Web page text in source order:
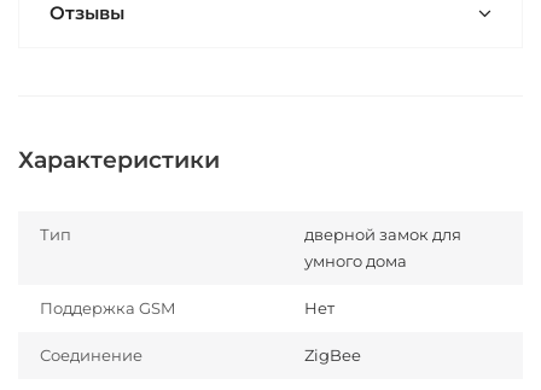
Отзывы
Характеристики
Тип
дверной замок для
умного дома
Поддержка GSM Нет
Соединение ZigBee